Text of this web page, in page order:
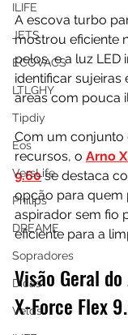
ILIFE
JETS
ECOVACS
LTLGHY
Tipdiy
Eos
VersLife
Philips
DREAME
Sopradores
Dicas
Velds
A escova turbo
mostrou eficiente
pelos, e a luz LED
identificar sujeiras
áreas com pouca
Com um conjunto
recursos, o Arno
9.60 se destaca
opção para quem
aspirador sem fio
eficiente para a
Visão Geral
X-Force Flex